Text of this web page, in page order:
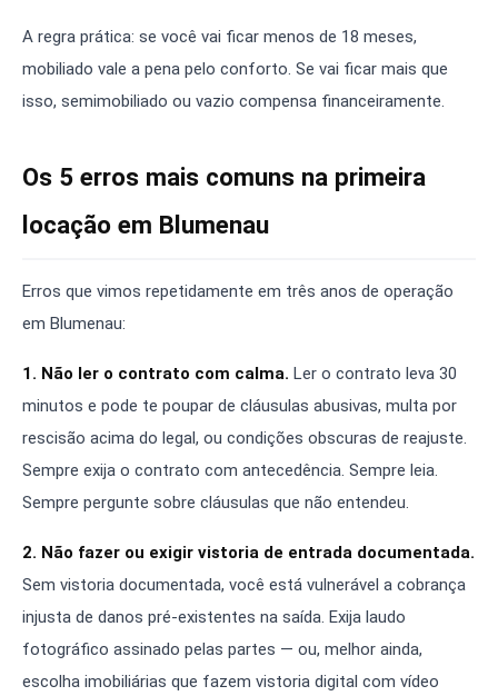
A regra prática: se você vai ficar menos de 18 meses,
mobiliado vale a pena pelo conforto. Se vai ficar mais que
isso, semimobiliado ou vazio compensa financeiramente.
Os 5 erros mais comuns na primeira
locação em Blumenau
Erros que vimos repetidamente em três anos de operação
em Blumenau:
1. Não ler o contrato com calma. Ler o contrato leva 30
minutos e pode te poupar de cláusulas abusivas, multa por
rescisão acima do legal, ou condições obscuras de reajuste.
Sempre exija o contrato com antecedência. Sempre leia.
Sempre pergunte sobre cláusulas que não entendeu.
2. Não fazer ou exigir vistoria de entrada documentada.
Sem vistoria documentada, você está vulnerável a cobrança
injusta de danos pré-existentes na saída. Exija laudo
fotográfico assinado pelas partes — ou, melhor ainda,
escolha imobiliárias que fazem vistoria digital com vídeo